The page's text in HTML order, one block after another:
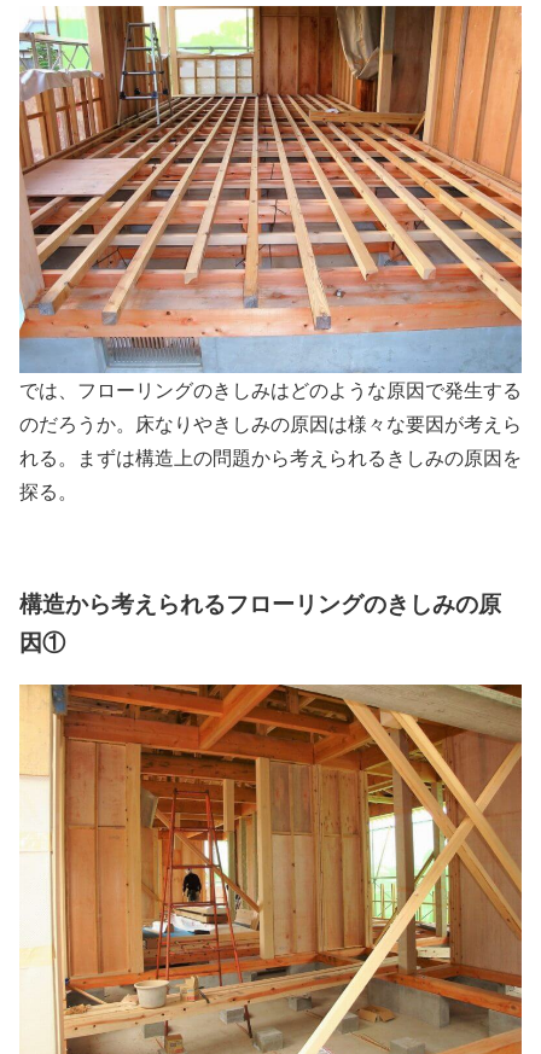
では、フローリングのきしみはどのような原因で発生する
のだろうか。床なりやきしみの原因は様々な要因が考えら
れる。まずは構造上の問題から考えられるきしみの原因を
探る。
構造から考えられるフローリングのきしみの原
因①